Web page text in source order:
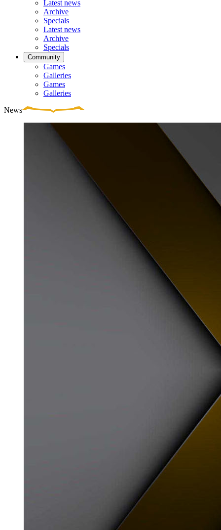
Latest news
Archive
Specials
Latest news
Archive
Specials
Community
Games
Galleries
Games
Galleries
News